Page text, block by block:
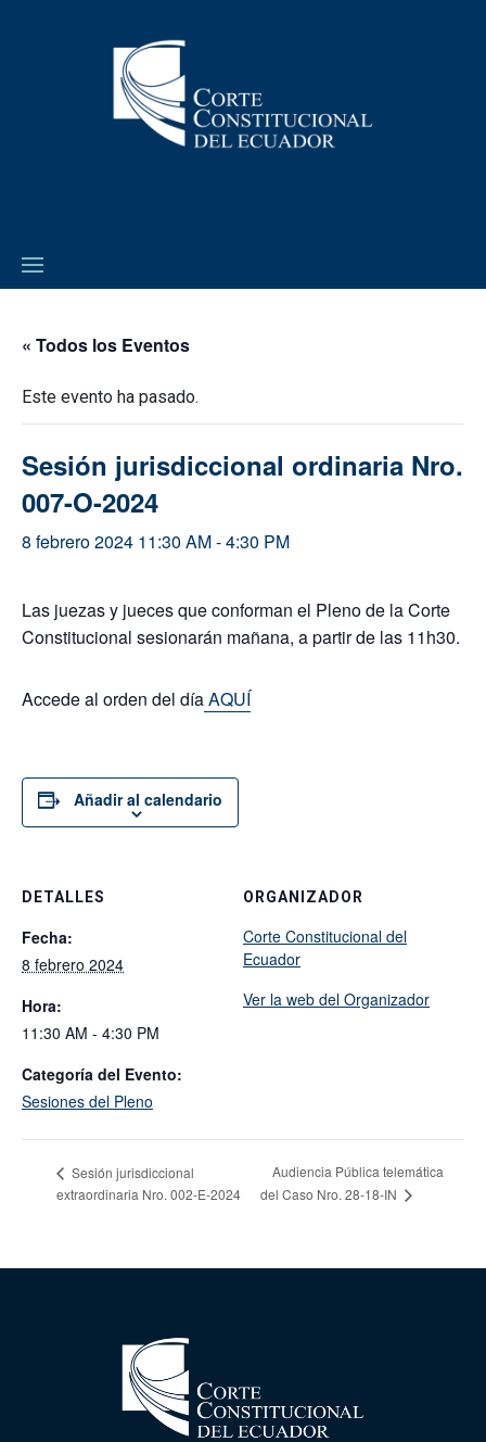
« Todos los Eventos
Este evento ha pasado.
Sesión jurisdiccional ordinaria Nro.
007-O-2024
8 febrero 2024 11:30 AM-4:30 PM
Las juezas y jueces que conforman el Pleno de la Corte
Constitucional sesionarán mañana, a partir de las 11h30.
Accede al orden del díaAQUÍ
Añadir al calendario
DETALLES
Fecha:
8 febrero 2024
Hora:
11:30 AM - 4:30 PM
Categoría del Evento:
Sesiones del Pleno
ORGANIZADOR
Corte Constitucional del
Ecuador
Ver la web del Organizador
Sesión jurisdiccional
extraordinaria Nro. 002-E-2024
Audiencia Pública telemática
del Caso Nro. 28-18-IN